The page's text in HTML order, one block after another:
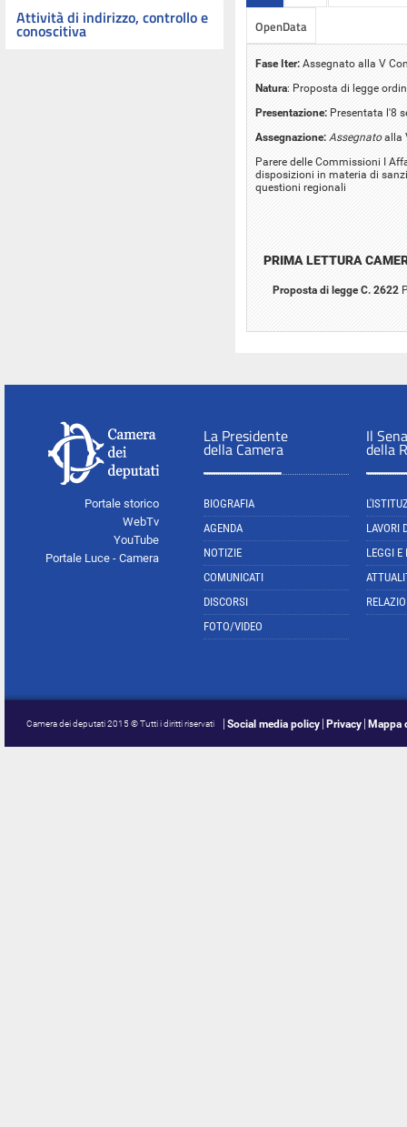
Attività di indirizzo, controllo e
conoscitiva
OpenData
Fase Iter: Assegnato alla V
Natura: Proposta di legge
Presentazione: Presentata l'8
Assegnazione: Assegnatoalla
Parere delle Commissioni I
disposizioni in materia di
questioni regionali
PRIMA LETTURA
Proposta di legge C. 2622
Portale storico
WebTv
YouTube
Portale Luce - Camera
La Presidente
della Camera
BIOGRAFIA
AGENDA
NOTIZIE
COMUNICATI
DISCORSI
FOTO/VIDEO
Il
della
LAVORI
LEGGI E
Camera dei deputati 2015 © Tutti i diritti riservati Social media policy Privacy Mappa